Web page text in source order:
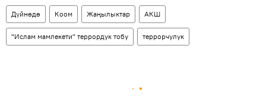
Дүйнөдө Коом Жаңылыктар АКШ
"Ислам мамлекети" террордук тобу террорчулук